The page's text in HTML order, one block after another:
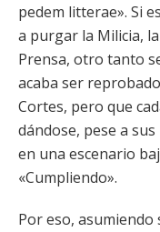
pedem litterae». Si
a purgar la Milicia,
Prensa, otro tanto
acaba ser
Cortes, pero que
dándose, pese a
en una escenario
«Cumpliendo».
Por eso,